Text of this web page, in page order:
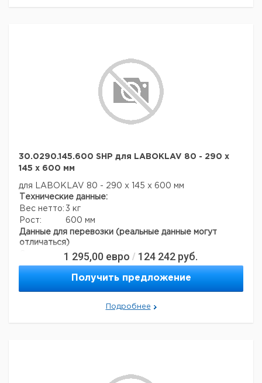
9842450
отображения и
запоминания
всех
важнейших
процесса, с
сетевыми
возможностями
1 9842451
Штатив для
контейнеров с
пипетками
1 9842453
Решетчатый
лоток для
1 9842454
30.0290.145.600 SHP для LABOKLAV 80 - 290 x
145 x 600 мм
для LABOKLAV 80 - 290 x 145 x 600 мм
Технические данные:
Вес нетто: 3 кг
Рост:
600 мм
Данные для перевозки (реальные данные могут
отличаться)
Страна происхождения:Германия
Вес брутто:
5 кг
1 295,00 евро / 124 242 руб.
Получить предложение
Подробнее